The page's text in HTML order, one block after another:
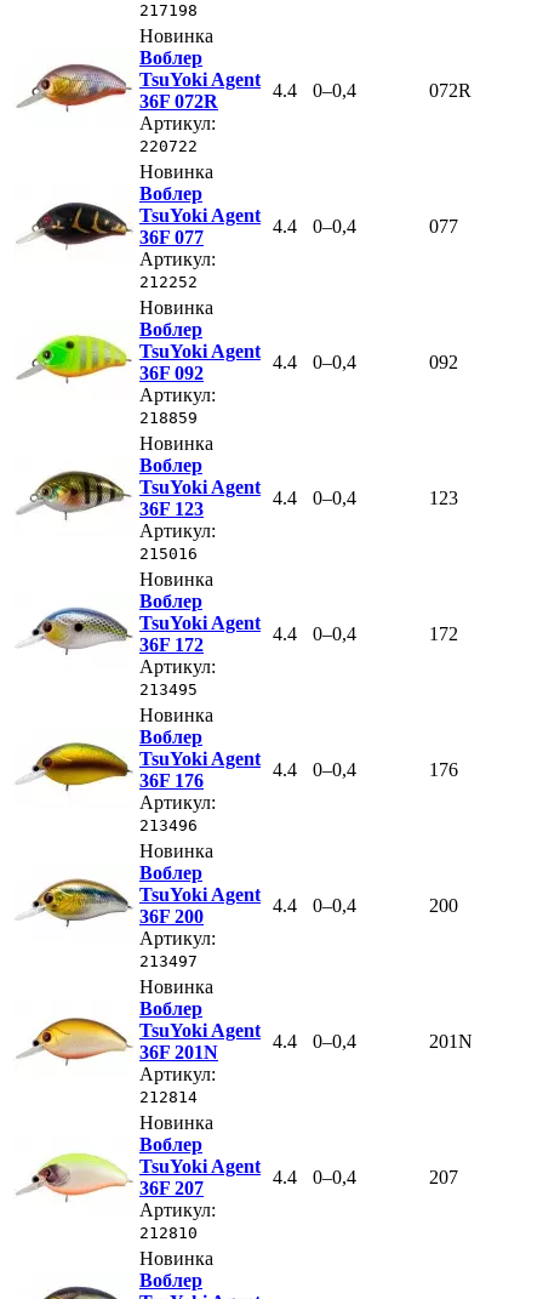
217198
Новинка
Воблер
TsuYoki Agent
36F 072R
Артикул:
220722
4.4 0–0,4 072R
Новинка
Воблер
TsuYoki Agent
36F 077
Артикул:
212252
4.4 0–0,4 077
Новинка
Воблер
TsuYoki Agent
36F 092
Артикул:
218859
4.4 0–0,4 092
Новинка
Воблер
TsuYoki Agent
36F 123
Артикул:
215016
4.4 0–0,4 123
Новинка
Воблер
TsuYoki Agent
36F 172
Артикул:
213495
4.4 0–0,4 172
Новинка
Воблер
TsuYoki Agent
36F 176
Артикул:
213496
4.4 0–0,4 176
Новинка
Воблер
TsuYoki Agent
36F 200
Артикул:
213497
4.4 0–0,4 200
Новинка
Воблер
TsuYoki Agent
36F 201N
Артикул:
212814
4.4 0–0,4 201N
Новинка
Воблер
TsuYoki Agent
36F 207
Артикул:
212810
4.4 0–0,4 207
Новинка
Воблер